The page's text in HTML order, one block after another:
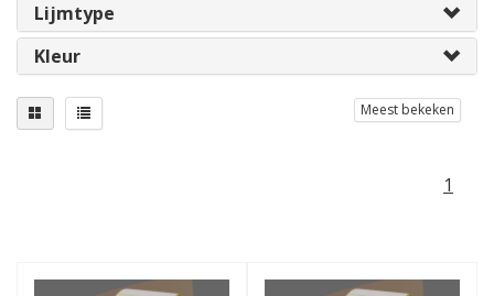
Lijmtype
Kleur
Meest bekeken
1